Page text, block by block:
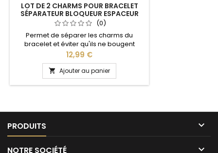
LOT DE 2 CHARMS POUR BRACELET
SÉPARATEUR BLOQUEUR ESPACEUR
DORÉ ROSE(0)
Permet de séparer les charms du
bracelet et éviter qu'ils ne bougent
Compatible avec les bracelets Pandora,
Gnoce et les bracelets charm de notre
site idéal pour : Noël, Saint Valentin,
anniversaire, anniversaire de mariage
Prix
12,99 €
 Ajouter au panier
PRODUITS 
NOTRE SOCIÉTÉ 